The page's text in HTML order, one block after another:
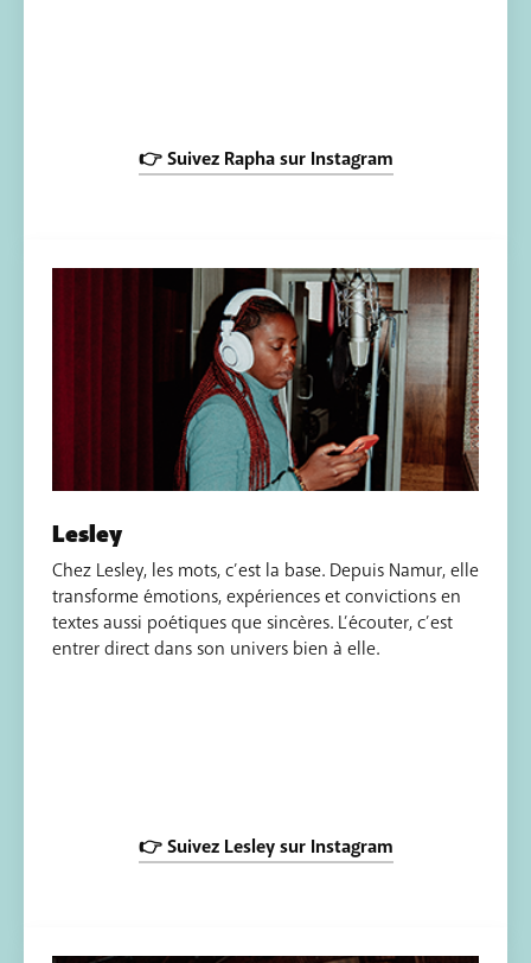
👉 Suivez Rapha sur Instagram
Lesley
Chez Lesley, les mots, c’est la base. Depuis Namur, elle
transforme émotions, expériences et convictions en
textes aussi poétiques que sincères. L’écouter, c’est
entrer direct dans son univers bien à elle.
👉 Suivez Lesley sur Instagram